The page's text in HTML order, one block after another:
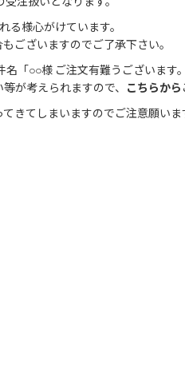
る様心がけています。
ございますのでご了承下さい。
「○○様 ご注文有難うございます
が考えられますので、
こちらから
きてしまいますのでご注意願いま